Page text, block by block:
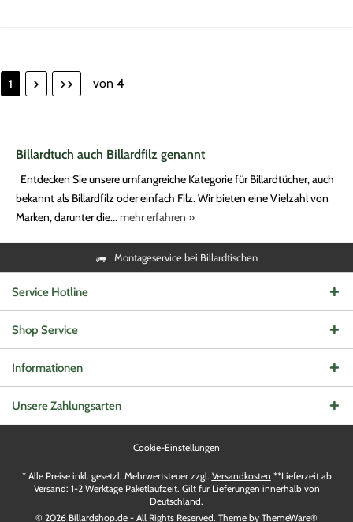
1 von 4
Billardtuch auch Billardfilz genannt
Entdecken Sie unsere umfangreiche Kategorie für Billardtücher, auch
bekannt als Billardfilz oder einfach Filz. Wir bieten eine Vielzahl von
Marken, darunter die...mehr erfahren »
Montageservice bei Billardtischen
Service Hotline
Shop Service
Informationen
Unsere Zahlungsarten
Cookie-Einstellungen
* Alle Preise inkl. gesetzl. Mehrwertsteuer zzgl. Versandkosten **Lieferzeit ab
Versand: 1-2 Werktage Paketlaufzeit. Gilt für Lieferungen innerhalb von
Deutschland.
© 2026 Billardshop.de - All Rights Reserved. Theme by ThemeWare®